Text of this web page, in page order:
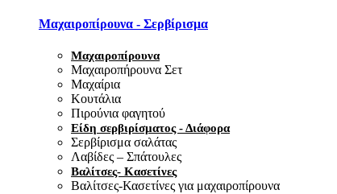
Μαχαιροπίρουνα - Σερβίρισμα
Μαχαιροπίρουνα
Μαχαιροπήρουνα Σετ
Μαχαίρια
Κουτάλια
Πιρούνια φαγητού
Είδη σερβιρίσματος - Διάφορα
Σερβίρισμα σαλάτας
Λαβίδες – Σπάτουλες
Βαλίτσες- Κασετίνες
Βαλίτσες-Κασετίνες για μαχαιροπίρουνα